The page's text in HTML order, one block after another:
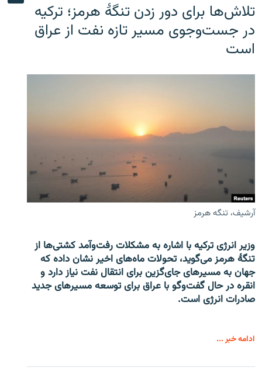
تلاش‌ها برای دور زدن تنگۀ هرمز؛ ترکیه
در جست‌وجوی مسیر تازه نفت از عراق
است
آرشیف، تنگه هرمز
وزیر انرژی ترکیه با اشاره به مشکلات رفت‌وآمد کشتی‌ها از
تنگۀ هرمز می‌گوید، تحولات ماه‌های اخیر نشان داده که
جهان به مسیرهای جای‌گزین برای انتقال نفت نیاز دارد و
انقره در حال گفت‌وگو با عراق برای توسعه مسیرهای جدید
صادرات انرژی است.
ادامه خبر ...